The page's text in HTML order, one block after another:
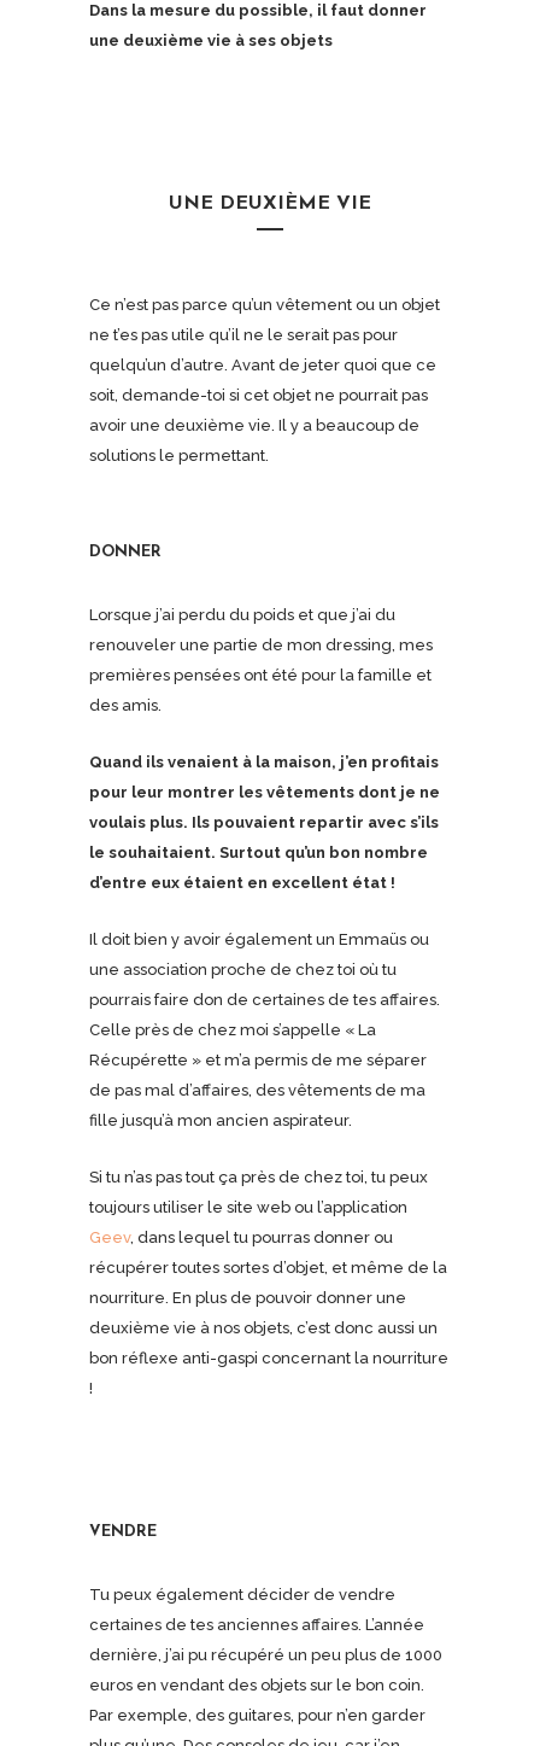
Dans la mesure du possible, il faut donner
une deuxième vie à ses objets
UNE DEUXIÈME VIE
Ce n’est pas parce qu’un vêtement ou un objet
ne t’es pas utile qu’il ne le serait pas pour
quelqu’un d’autre. Avant de jeter quoi que ce
soit, demande-toi si cet objet ne pourrait pas
avoir une deuxième vie. Il y a beaucoup de
solutions le permettant.
DONNER
Lorsque j’ai perdu du poids et que j’ai du
renouveler une partie de mon dressing, mes
premières pensées ont été pour la famille et
des amis.
Quand ils venaient à la maison, j’en profitais
pour leur montrer les vêtements dont je ne
voulais plus. Ils pouvaient repartir avec s’ils
le souhaitaient. Surtout qu’un bon nombre
d’entre eux étaient en excellent état !
Il doit bien y avoir également un Emmaüs ou
une association proche de chez toi où tu
pourrais faire don de certaines de tes affaires.
Celle près de chez moi s’appelle « La
Récupérette » et m’a permis de me séparer
de pas mal d’affaires, des vêtements de ma
fille jusqu’à mon ancien aspirateur.
Si tu n’as pas tout ça près de chez toi, tu peux
toujours utiliser le site web ou l’application
Geev, dans lequel tu pourras donner ou
récupérer toutes sortes d’objet, et même de la
nourriture. En plus de pouvoir donner une
deuxième vie à nos objets, c’est donc aussi un
bon réflexe anti-gaspi concernant la nourriture
!
VENDRE
Tu peux également décider de vendre
certaines de tes anciennes affaires. L’année
dernière, j’ai pu récupéré un peu plus de 1000
euros en vendant des objets sur le bon coin.
Par exemple, des guitares, pour n’en garder